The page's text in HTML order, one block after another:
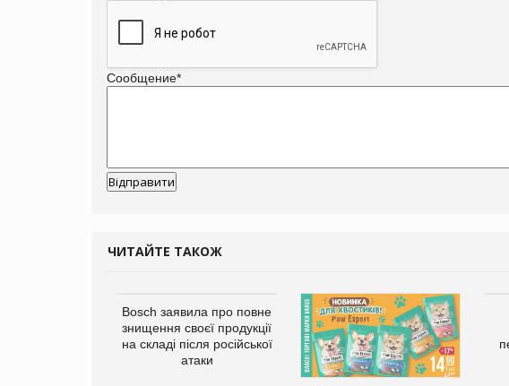
Сообщение*
ЧИТАЙТЕ ТАКОЖ
Bosch заявила про повне
знищення своєї продукції
на складі після російської
атаки